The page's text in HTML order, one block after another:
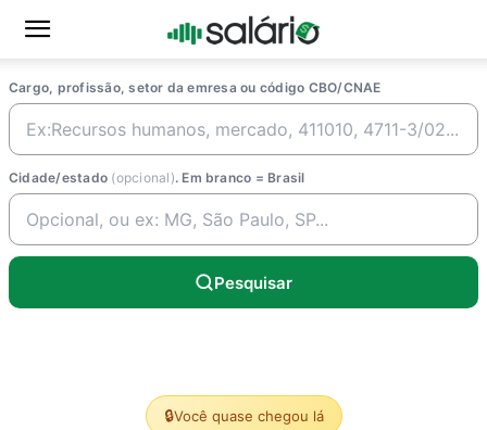
Cargo, profissão, setor da emresa ou código CBO/CNAE
Cidade/estado (opcional). Em branco = Brasil
Pesquisar
🔒Você quase chegou lá